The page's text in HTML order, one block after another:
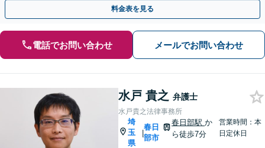
料金表を見る
電話でお問い合わせ メールでお問い合わせ
水戸 貴之 弁護士
水戸貴之法律事務所
埼
玉
県
|
春日
部市
春日部駅か
ら徒歩7分
営業時間：本
日定休日